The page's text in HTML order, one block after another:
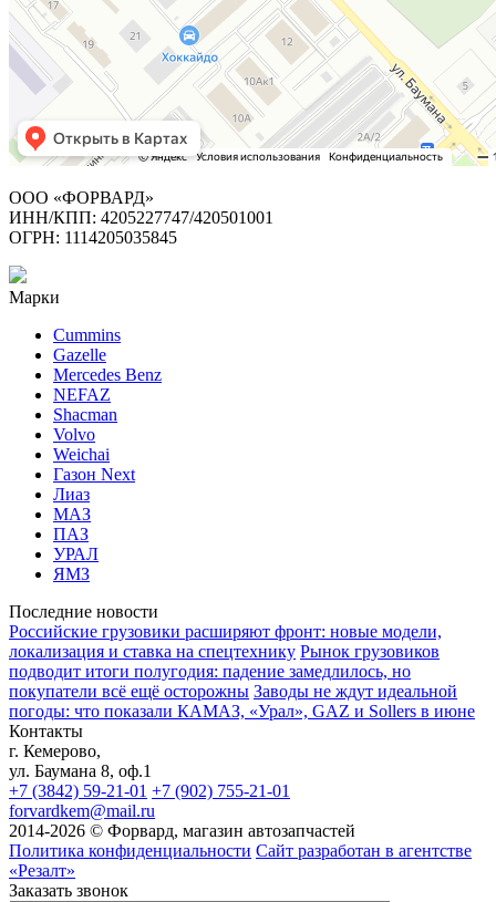
ООО «ФОРВАРД»
ИНН/КПП: 4205227747/420501001
ОГРН: 1114205035845
Марки
Cummins
Gazelle
Mercedes Benz
NEFAZ
Shacman
Volvo
Weichai
Газон Next
Лиаз
МАЗ
ПАЗ
УРАЛ
ЯМЗ
Последние новости
Российские грузовики расширяют фронт: новые модели,
локализация и ставка на спецтехнику Рынок грузовиков
подводит итоги полугодия: падение замедлилось, но
покупатели всё ещё осторожны Заводы не ждут идеальной
погоды: что показали КАМАЗ, «Урал», GAZ и Sollers в июне
Контакты
г. Кемерово,
ул. Баумана 8, оф.1
+7 (3842) 59-21-01 +7 (902) 755-21-01
forvardkem@mail.ru
2014-2026 © Форвард, магазин автозапчастей
Политика конфиденциальности Сайт разработан в агентстве
«Резалт»
Заказать звонок